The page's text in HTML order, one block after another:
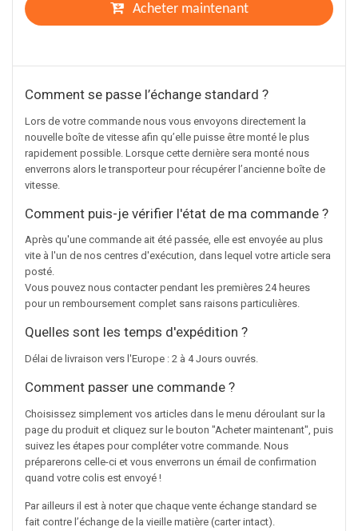
Acheter maintenant
Comment se passe l’échange standard ?
Lors de votre commande nous vous envoyons directement la
nouvelle boîte de vitesse afin qu’elle puisse être monté le plus
rapidement possible. Lorsque cette dernière sera monté nous
enverrons alors le transporteur pour récupérer l’ancienne boîte de
vitesse.
Comment puis-je vérifier l'état de ma commande ?
Après qu'une commande ait été passée, elle est envoyée au plus
vite à l'un de nos centres d'exécution, dans lequel votre article sera
posté.
Vous pouvez nous contacter pendant les premières 24 heures
pour un remboursement complet sans raisons particulières.
Quelles sont les temps d'expédition ?
Délai de livraison vers l'Europe : 2 à 4 Jours ouvrés.
Comment passer une commande ?
Choisissez simplement vos articles dans le menu déroulant sur la
page du produit et cliquez sur le bouton "Acheter maintenant", puis
suivez les étapes pour compléter votre commande. Nous
préparerons celle-ci et vous enverrons un émail de confirmation
quand votre colis est envoyé !
Par ailleurs il est à noter que chaque vente échange standard se
fait contre l’échange de la vieille matière (carter intact).